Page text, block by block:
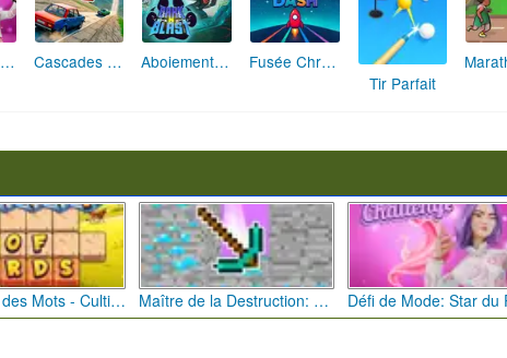
Défi de Mode: Star du Podium Cascades Folles 3D Aboiement Stellaire : Aventure Canine
Fusée Chromatique: La Course des Couleurs
Tir Parfait
La Ferme des Mots - Cultivez votre Vocabulaire Maître de la Destruction: Fusion de Pioches